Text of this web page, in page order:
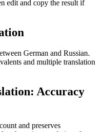
edit and copy the result if
German and Russian.
and multiple translation
Accuracy
and preserves